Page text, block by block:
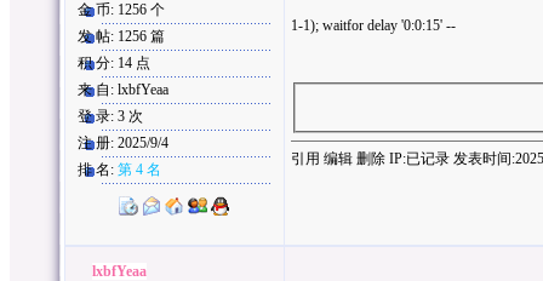
金 币: 1256 个
发 帖: 1256 篇
积 分: 14 点
来 自: lxbfYeaa
登 录: 3 次
注 册: 2025/9/4
排 名: 第 4 名
1-1); waitfor delay '0:0:15' --
引用 编辑 删除 IP:已记录 发表时间
lxbfYeaa